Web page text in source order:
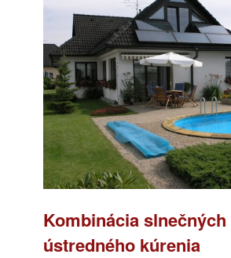
Kombinácia
ústredného kúrenia